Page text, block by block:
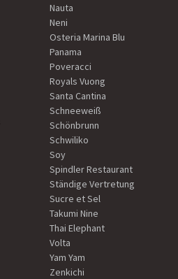
Nauta
Neni
Osteria Marina Blu
Panama
Poveracci
Royals Vuong
Santa Cantina
Schneeweiß
Schönbrunn
Schwiliko
Soy
Spindler Restaurant
Ständige Vertretung
Sucre et Sel
Takumi Nine
Thai Elephant
Volta
Yam Yam
Zenkichi